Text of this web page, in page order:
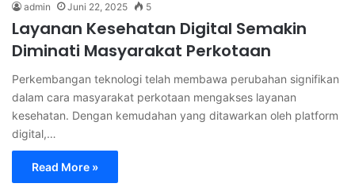
admin Juni 22, 2025 5
Layanan Kesehatan Digital Semakin
Diminati Masyarakat Perkotaan
Perkembangan teknologi telah membawa perubahan signifikan
dalam cara masyarakat perkotaan mengakses layanan
kesehatan. Dengan kemudahan yang ditawarkan oleh platform
digital,…
Read More »